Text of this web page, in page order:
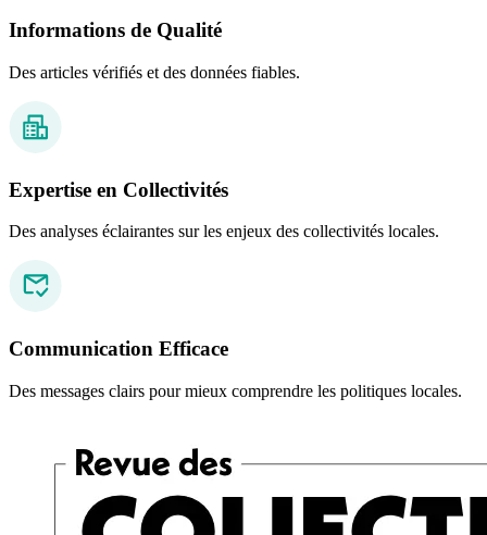
Informations de Qualité
Des articles vérifiés et des données fiables.
Expertise en Collectivités
Des analyses éclairantes sur les enjeux des collectivités locales.
Communication Efficace
Des messages clairs pour mieux comprendre les politiques locales.